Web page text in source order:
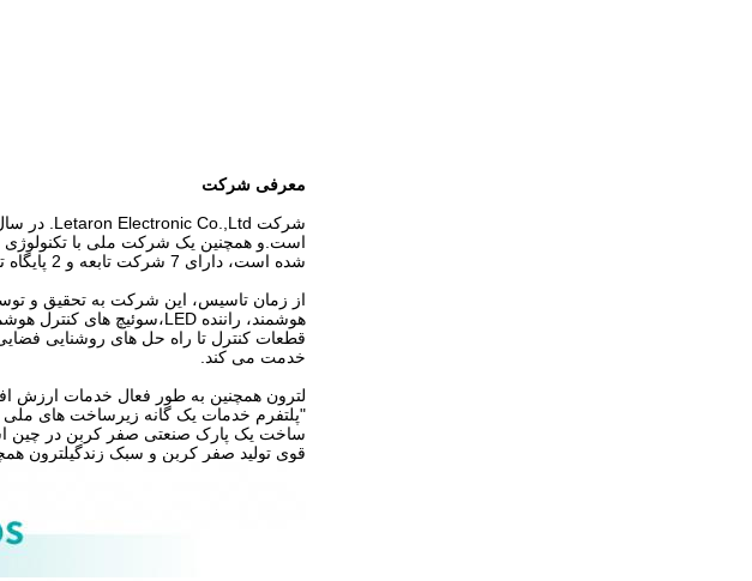
معرفی شرکت
است.و همچنین یک شرکت ملی با تکنولوژی
شده است، دارای 7 شرکت تابعه و 2 پایگاه تولید هوشمند و یک مرکز تحقیقاتی فناوری با کیفیت است.
از زمان تاسیس، این شرکت به تحقیق و
خدمت می کند.
لترون همچنین به طور فعال خدمات ارزش
"پلتفرم خدمات یک گانه زیرساخت های
ساخت یک پارک صنعتی صفر کربن در چین
قوی تولید صفر کربن و سبک زندگیلترون